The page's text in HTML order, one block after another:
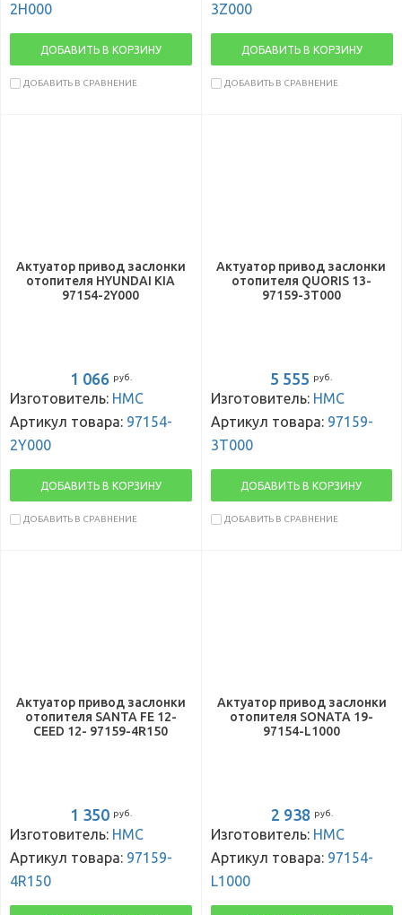
2H000
ДОБАВИТЬ В КОРЗИНУ
ДОБАВИТЬ В СРАВНЕНИЕ
3Z000
ДОБАВИТЬ В КОРЗИНУ
ДОБАВИТЬ В СРАВНЕНИЕ
Актуатор привод заслонки
отопителя HYUNDAI KIA
97154-2Y000
1 066 руб.
Изготовитель: HMC
Артикул товара: 97154-
2Y000
ДОБАВИТЬ В КОРЗИНУ
ДОБАВИТЬ В СРАВНЕНИЕ
Актуатор привод заслонки
отопителя QUORIS 13-
97159-3T000
5 555 руб.
Изготовитель: HMC
Артикул товара: 97159-
3T000
ДОБАВИТЬ В КОРЗИНУ
ДОБАВИТЬ В СРАВНЕНИЕ
Актуатор привод заслонки
отопителя SANTA FE 12-
CEED 12- 97159-4R150
1 350 руб.
Изготовитель: HMC
Артикул товара: 97159-
4R150
Актуатор привод заслонки
отопителя SONATA 19-
97154-L1000
2 938 руб.
Изготовитель: HMC
Артикул товара: 97154-
L1000